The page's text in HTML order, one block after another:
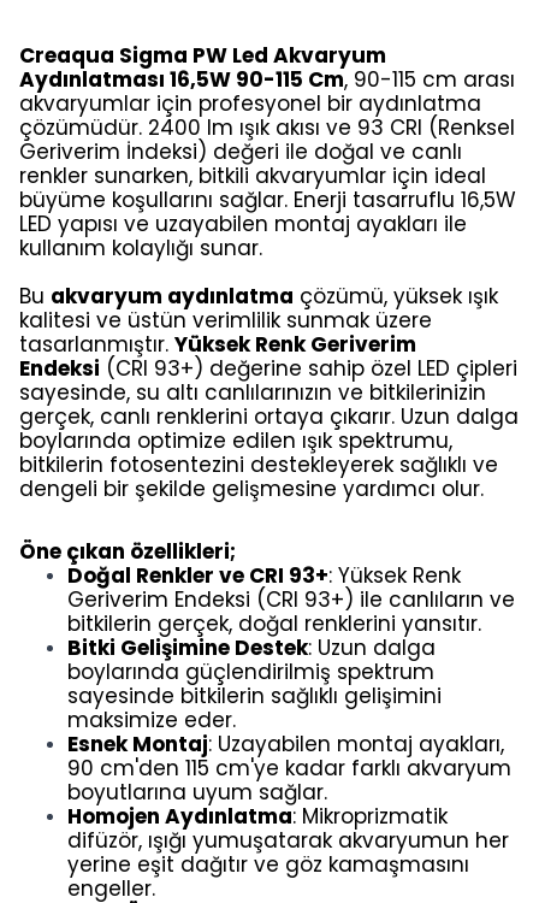
Creaqua Sigma PW Led Akvaryum
Aydınlatması 16,5W 90-115 Cm, 90-115 cm arası
akvaryumlar için profesyonel bir aydınlatma
çözümüdür. 2400 lm ışık akısı ve 93 CRI (Renksel
Geriverim İndeksi) değeri ile doğal ve canlı
renkler sunarken, bitkili akvaryumlar için ideal
büyüme koşullarını sağlar. Enerji tasarruflu 16,5W
LED yapısı ve uzayabilen montaj ayakları ile
kullanım kolaylığı sunar.
Bu akvaryum aydınlatma çözümü, yüksek ışık
kalitesi ve üstün verimlilik sunmak üzere
tasarlanmıştır. Yüksek Renk Geriverim
Endeksi (CRI 93+) değerine sahip özel LED çipleri
sayesinde, su altı canlılarınızın ve bitkilerinizin
gerçek, canlı renklerini ortaya çıkarır. Uzun dalga
boylarında optimize edilen ışık spektrumu,
bitkilerin fotosentezini destekleyerek sağlıklı ve
dengeli bir şekilde gelişmesine yardımcı olur.
Öne çıkan özellikleri;
Doğal Renkler ve CRI 93+: Yüksek Renk
Geriverim Endeksi (CRI 93+) ile canlıların ve
bitkilerin gerçek, doğal renklerini yansıtır.
Bitki Gelişimine Destek: Uzun dalga
boylarında güçlendirilmiş spektrum
sayesinde bitkilerin sağlıklı gelişimini
maksimize eder.
Esnek Montaj: Uzayabilen montaj ayakları,
90 cm'den 115 cm'ye kadar farklı akvaryum
boyutlarına uyum sağlar.
Homojen Aydınlatma: Mikroprizmatik
difüzör, ışığı yumuşatarak akvaryumun her
yerine eşit dağıtır ve göz kamaşmasını
engeller.